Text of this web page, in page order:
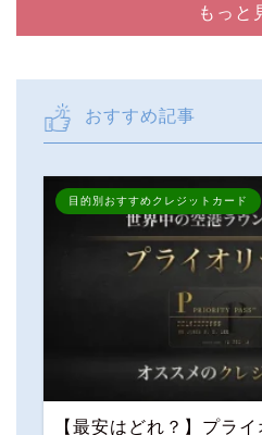
もっと
おすすめ記事
目的別おすすめクレジットカード
【最安はどれ？】プラ